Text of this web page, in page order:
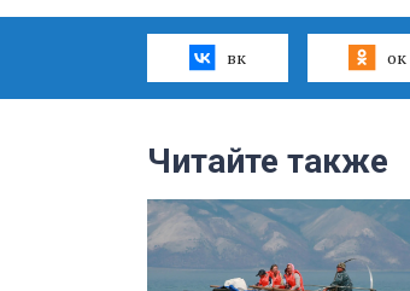
вк ок
Читайте также